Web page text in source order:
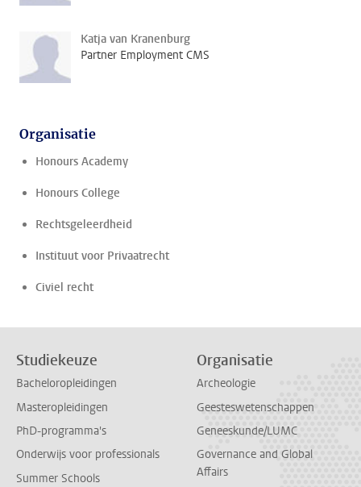
Katja van Kranenburg
Partner Employment CMS
Organisatie
Honours Academy
Honours College
Rechtsgeleerdheid
Instituut voor Privaatrecht
Civiel recht
Studiekeuze
Bacheloropleidingen
Masteropleidingen
PhD-programma's
Onderwijs voor professionals
Summer Schools
Organisatie
Archeologie
Geesteswetenschappen
Geneeskunde/LUMC
Governance and Global
Affairs